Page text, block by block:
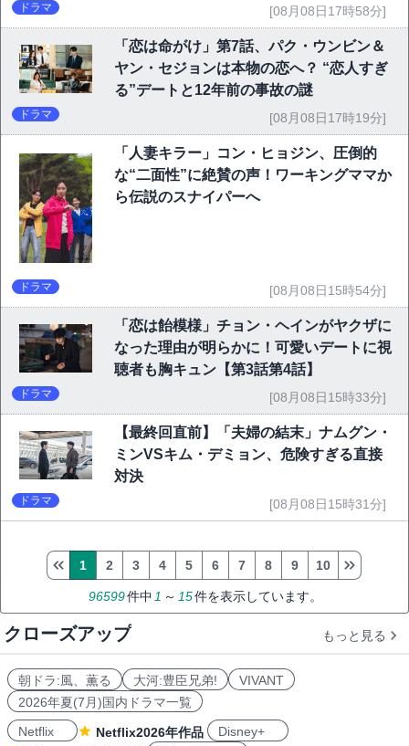
ドラマ [08月08日17時58分]
「恋は命がけ」第7話、パク・ウンビン＆
ヤン・セジョンは本物の恋へ？ “恋人すぎ
る”デートと12年前の事故の謎
ドラマ [08月08日17時19分]
「人妻キラー」コン・ヒョジン、圧倒的
な“二面性”に絶賛の声！ワーキングママか
ら伝説のスナイパーへ
ドラマ [08月08日15時54分]
「恋は飴模様」チョン・ヘインがヤクザに
なった理由が明らかに！可愛いデートに視
聴者も胸キュン【第3話第4話】
ドラマ [08月08日15時33分]
【最終回直前】「夫婦の結末」ナムグン・
ミンVSキム・デミョン、危険すぎる直接
対決
ドラマ [08月08日15時31分]
96599件中 1 ～ 15件を表示しています。
1 2 3 4 5 6 7 8 9 10
クローズアップ もっと見る
朝ドラ:風、薫る 大河:豊臣兄弟!
VIVANT
2026年夏(7月)国内ドラマ一覧
Netflix
Netflix2026年作品
Disney+